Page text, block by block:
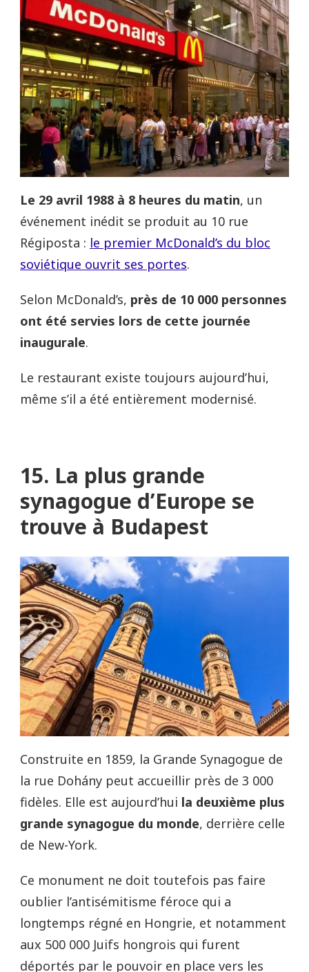
Le 29 avril 1988 à 8 heures du matin, un
événement inédit se produit au 10 rue
Régiposta : le premier McDonald’s du bloc
soviétique ouvrit ses portes.
Selon McDonald’s, près de 10 000 personnes
ont été servies lors de cette journée
inaugurale.
Le restaurant existe toujours aujourd’hui,
même s’il a été entièrement modernisé.
15. La plus grande
synagogue d’Europe se
trouve à Budapest
Construite en 1859, la Grande Synagogue de
la rue Dohány peut accueillir près de 3 000
fidèles. Elle est aujourd’hui la deuxième plus
grande synagogue du monde, derrière celle
de New-York.
Ce monument ne doit toutefois pas faire
oublier l’antisémitisme féroce qui a
longtemps régné en Hongrie, et notamment
aux 500 000 Juifs hongrois qui furent
déportés par le pouvoir en place vers les